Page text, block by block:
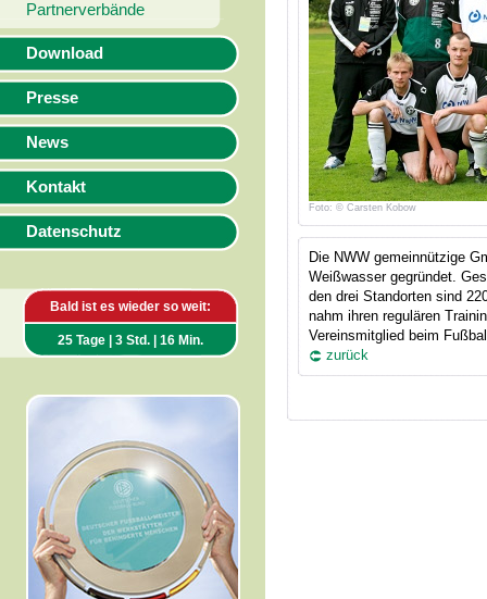
Partnerverbände
Download
Presse
News
Kontakt
Datenschutz
Bald ist es wieder so weit:
25 Tage | 3 Std. | 16 Min.
Foto: © Carsten Kobow
Die NWW gemeinnützige
Weißwasser gegründet.
den drei Standorten sind
nahm ihren regulären
Vereinsmitglied beim
zurück